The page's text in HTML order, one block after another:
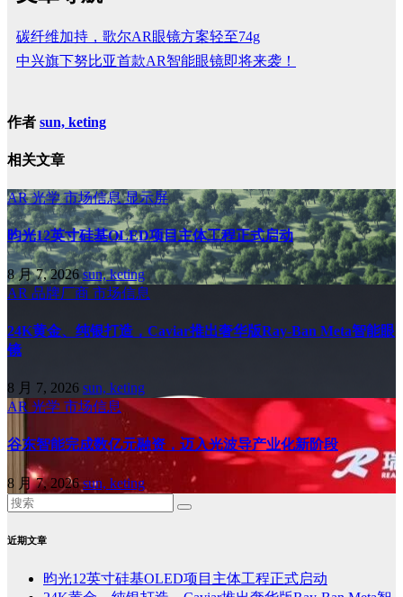
碳纤维加持，歌尔AR眼镜方案轻至74g
中兴旗下努比亚首款AR智能眼镜即将来袭！
作者 sun, keting
相关文章
AR光学市场信息显示屏
昀光12英寸硅基OLED项目主体工程正式启动
8 月 7, 2026sun, keting
AR 品牌厂商 市场信息
24K黄金、纯银打造，Caviar推出奢华版Ray-Ban Meta智能眼
镜
8 月 7, 2026 sun, keting
AR 光学 市场信息
谷东智能完成数亿元融资，迈入光波导产业化新阶段
8 月 7, 2026sun, keting
近期文章
昀光12英寸硅基OLED项目主体工程正式启动